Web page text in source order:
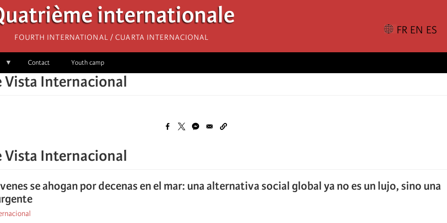
internationale
Fourth International / Cuarta Internacional
Contact Youth camp
Vista Internacional
Vista Internacional
se ahogan por decenas en el mar: una alternativa social global ya no es un lujo, sino una